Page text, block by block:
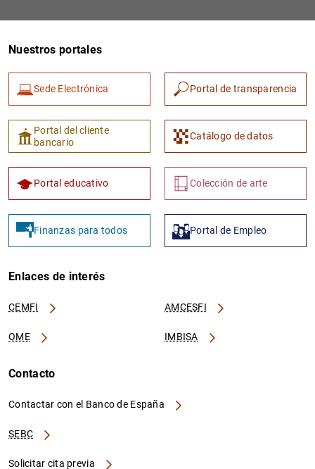
Nuestros portales
Sede Electrónica Portal de transparencia
Portal del cliente
bancario
Catálogo de datos
Portal educativo Colección de arte
Finanzas para todos Portal de Empleo
Enlaces de interés
CEMFI AMCESFI
OME IMBISA
Contacto
Contactar con el Banco de España
SEBC
Solicitar cita previa